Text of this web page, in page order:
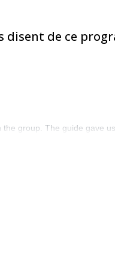
disent de ce
group. The guide gave